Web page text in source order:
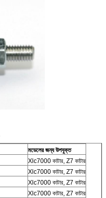
মডেলের জন্য উপযুক্ত
Xlc7000 কাটার, Z7 কাটার
Xlc7000 কাটার, Z7 কাটার
Xlc7000 কাটার, Z7 কাটার
Xlc7000 কাটার, Z7 কাটার